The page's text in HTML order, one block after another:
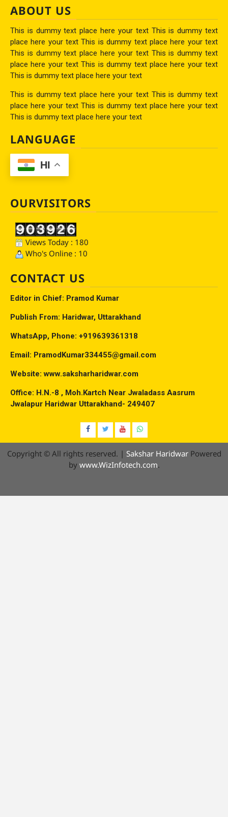
ABOUT US
This is dummy text place here your text This is dummy text
place here your text This is dummy text place here your text
This is dummy text place here your text This is dummy text
place here your text This is dummy text place here your text
This is dummy text place here your text
This is dummy text place here your text This is dummy text
place here your text This is dummy text place here your text
This is dummy text place here your text
LANGUAGE
HI
OURVISITORS
Views Today : 180
Who's Online : 10
CONTACT US
Editor in Chief: Pramod Kumar
Publish From: Haridwar, Uttarakhand
WhatsApp, Phone: +919639361318
Email: PramodKumar334455@gmail.com
Website: www.saksharharidwar.com
Office: H.N.-8 , Moh.Kartch Near Jwaladass Aasrum
Jwalapur Haridwar Uttarakhand- 249407
Facebook
TwitterYouTubeWhatsap
Copyright © All rights reserved. | Sakshar HaridwarPowered
by www.WizInfotech.com.